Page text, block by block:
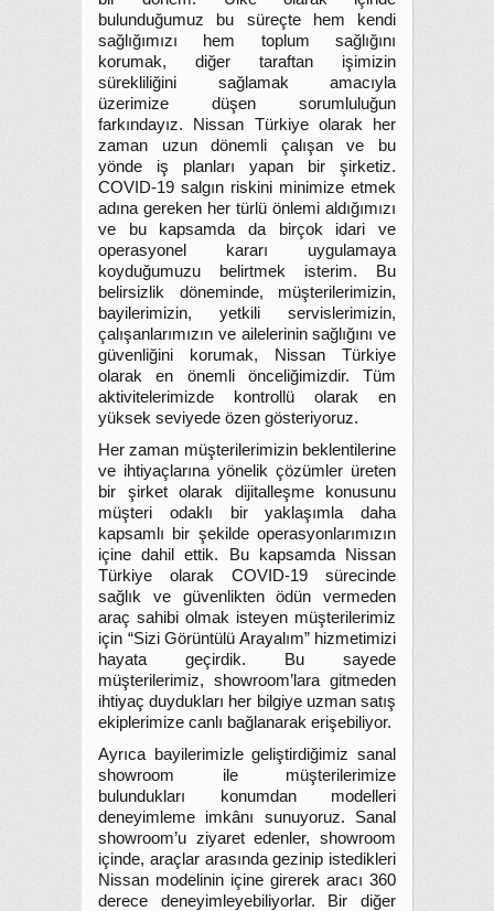
bulunduğumuz bu süreçte hem kendi
sağlığımızı hem toplum sağlığını
korumak, diğer taraftan işimizin
sürekliliğini sağlamak amacıyla
üzerimize düşen sorumluluğun
farkındayız. Nissan Türkiye olarak her
zaman uzun dönemli çalışan ve bu
yönde iş planları yapan bir şirketiz.
COVID-19 salgın riskini minimize etmek
adına gereken her türlü önlemi aldığımızı
ve bu kapsamda da birçok idari ve
operasyonel kararı uygulamaya
koyduğumuzu belirtmek isterim. Bu
belirsizlik döneminde, müşterilerimizin,
bayilerimizin, yetkili servislerimizin,
çalışanlarımızın ve ailelerinin sağlığını ve
güvenliğini korumak, Nissan Türkiye
olarak en önemli önceliğimizdir. Tüm
aktivitelerimizde kontrollü olarak en
yüksek seviyede özen gösteriyoruz.
Her zaman müşterilerimizin beklentilerine
ve ihtiyaçlarına yönelik çözümler üreten
bir şirket olarak dijitalleşme konusunu
müşteri odaklı bir yaklaşımla daha
kapsamlı bir şekilde operasyonlarımızın
içine dahil ettik. Bu kapsamda Nissan
Türkiye olarak COVID-19 sürecinde
sağlık ve güvenlikten ödün vermeden
araç sahibi olmak isteyen müşterilerimiz
için “Sizi Görüntülü Arayalım” hizmetimizi
hayata geçirdik. Bu sayede
müşterilerimiz, showroom’lara gitmeden
ihtiyaç duydukları her bilgiye uzman satış
ekiplerimize canlı bağlanarak erişebiliyor.
Ayrıca bayilerimizle geliştirdiğimiz sanal
showroom ile müşterilerimize
bulundukları konumdan modelleri
deneyimleme imkânı sunuyoruz. Sanal
showroom’u ziyaret edenler, showroom
içinde, araçlar arasında gezinip istedikleri
Nissan modelinin içine girerek aracı 360
derece deneyimleyebiliyorlar. Bir diğer